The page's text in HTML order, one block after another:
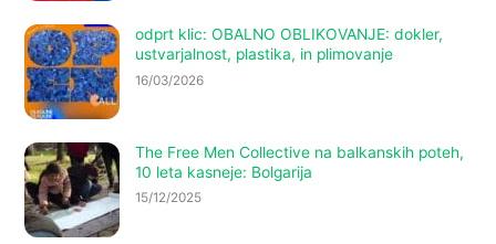
odprt klic: OBALNO OBLIKOVANJE: dokler,
ustvarjalnost, plastika, in plimovanje
16/03/2026
The Free Men Collective na balkanskih poteh,
10 leta kasneje: Bolgarija
15/12/2025